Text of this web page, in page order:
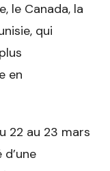
le Canada, la
qui
en
22 au 23 mars